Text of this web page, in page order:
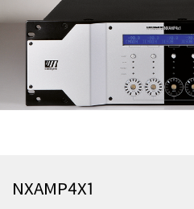
NXAMP4X1